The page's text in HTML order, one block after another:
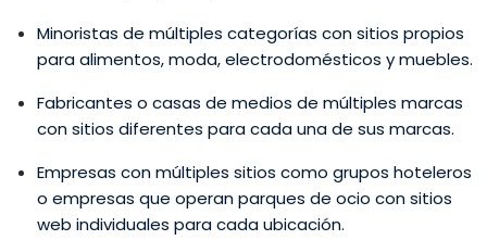
Minoristas de múltiples categorías con sitios propios
para alimentos, moda, electrodomésticos y muebles.
Fabricantes o casas de medios de múltiples marcas
con sitios diferentes para cada una de sus marcas.
Empresas con múltiples sitios como grupos hoteleros
o empresas que operan parques de ocio con sitios
web individuales para cada ubicación.